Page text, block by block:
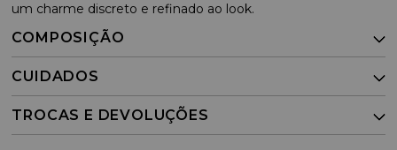
um charme discreto e refinado ao look.
COMPOSIÇÃO
CUIDADOS
TROCAS E DEVOLUÇÕES